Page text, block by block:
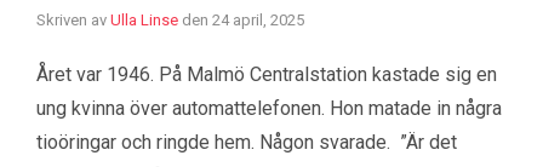
Skriven av Ulla Linse den 24 april, 2025
Året var 1946. På Malmö Centralstation kastade sig en
ung kvinna över automattelefonen. Hon matade in några
tioöringar och ringde hem. Någon svarade. ”Är det